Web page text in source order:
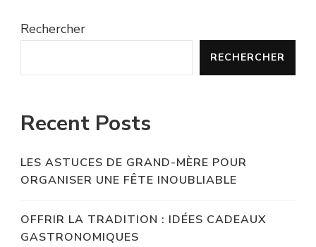
Rechercher
RECHERCHER
Recent Posts
LES ASTUCES DE GRAND-MÈRE POUR
ORGANISER UNE FÊTE INOUBLIABLE
OFFRIR LA TRADITION : IDÉES CADEAUX
GASTRONOMIQUES